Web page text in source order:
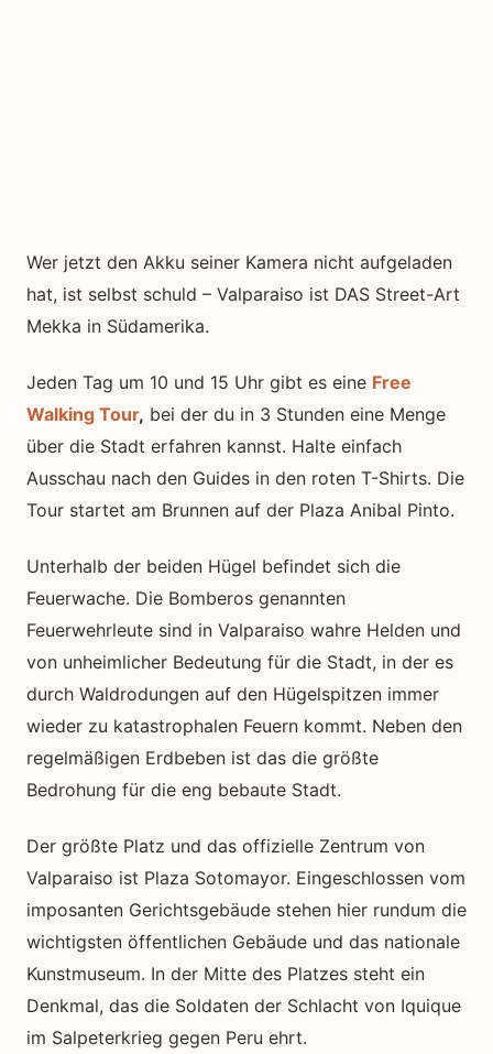
Wer jetzt den Akku seiner Kamera nicht aufgeladen
hat, ist selbst schuld – Valparaiso ist DAS Street-Art
Mekka in Südamerika.
Jeden Tag um 10 und 15 Uhr gibt es eine Free
Walking Tour, bei der du in 3 Stunden eine Menge
über die Stadt erfahren kannst. Halte einfach
Ausschau nach den Guides in den roten T-Shirts. Die
Tour startet am Brunnen auf der Plaza Anibal Pinto.
Unterhalb der beiden Hügel befindet sich die
Feuerwache. Die Bomberos genannten
Feuerwehrleute sind in Valparaiso wahre Helden und
von unheimlicher Bedeutung für die Stadt, in der es
durch Waldrodungen auf den Hügelspitzen immer
wieder zu katastrophalen Feuern kommt. Neben den
regelmäßigen Erdbeben ist das die größte
Bedrohung für die eng bebaute Stadt.
Der größte Platz und das offizielle Zentrum von
Valparaiso ist Plaza Sotomayor. Eingeschlossen vom
imposanten Gerichtsgebäude stehen hier rundum die
wichtigsten öffentlichen Gebäude und das nationale
Kunstmuseum. In der Mitte des Platzes steht ein
Denkmal, das die Soldaten der Schlacht von Iquique
im Salpeterkrieg gegen Peru ehrt.